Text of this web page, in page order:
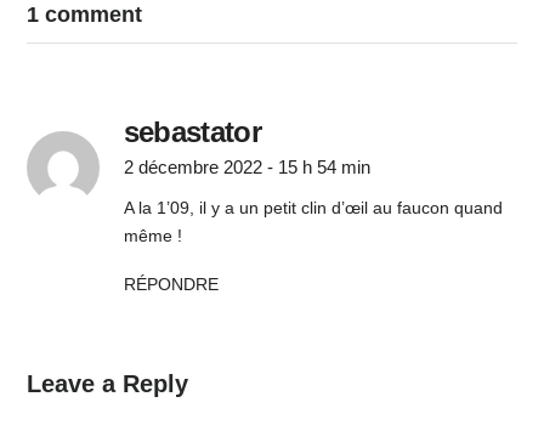
1 comment
sebastator
2 décembre 2022 - 15 h 54 min
A la 1’09, il y a un petit clin d’œil au faucon quand
même !
RÉPONDRE
Leave a Reply